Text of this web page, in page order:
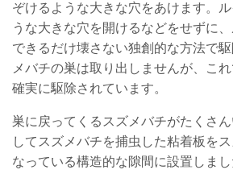
ぞけるような大きな穴をあけます。
うな大きな穴を開けるなどをせずに
できるだけ壊さない独創的な方法で
メバチの巣は取り出しませんが、こ
確実に駆除されています。
巣に戻ってくるスズメバチがたくさ
してスズメバチを捕虫した粘着板を
なっている構造的な隙間に設置しま